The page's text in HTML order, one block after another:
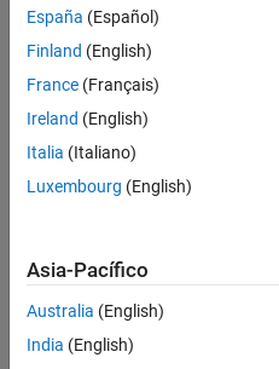
España (Español)
Finland (English)
France (Français)
Ireland (English)
Italia (Italiano)
Luxembourg (English)
Asia-Pacífico
Australia (English)
India (English)
© 1994-2026 The MathWorks,